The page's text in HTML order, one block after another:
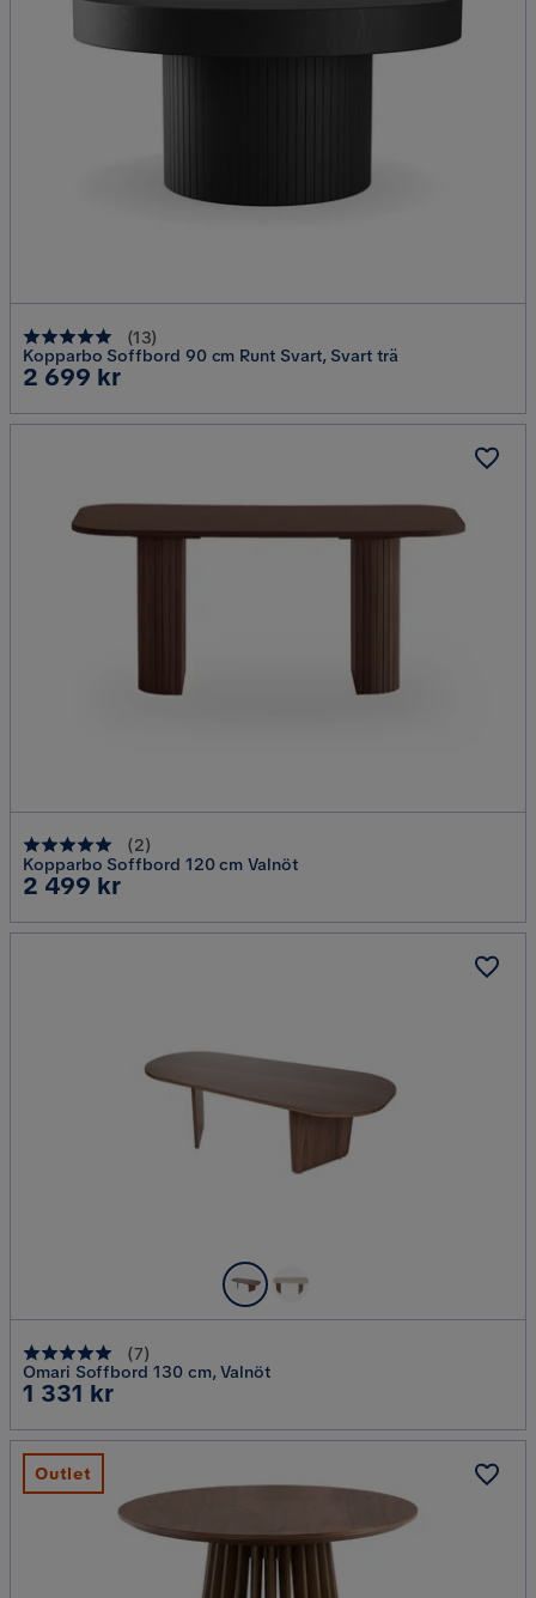
(13)
Kopparbo Soffbord 90 cm Runt Svart, Svart trä
Pris
2 699 kr
(2)
Kopparbo Soffbord 120 cm Valnöt
Pris
2 499 kr
(7)
Omari Soffbord 130 cm, Valnöt
Pris
1 331 kr
Outlet